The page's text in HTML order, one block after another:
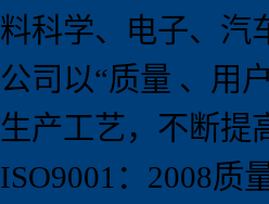
料科学、电子、汽
公司以“质量 、用
生产工艺，不断提
ISO9001 ： 2008质